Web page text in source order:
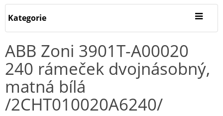
Kategorie
ABB Zoni 3901T-A00020
240 rámeček dvojnásobný,
matná bílá
/2CHT010020A6240/